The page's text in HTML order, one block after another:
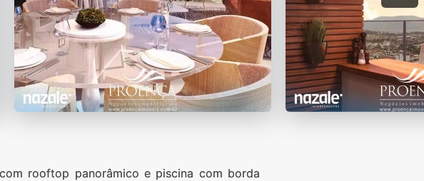
rooftop panorâmico e piscina com borda